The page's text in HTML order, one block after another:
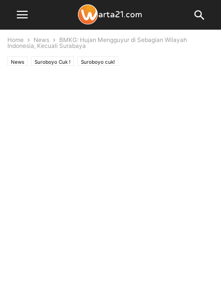
Home News
BMKG: Hujan Mengguyur di Sebagian Wilayah
Indonesia, Kecuali Surabaya
News Suroboyo Cuk ! Suroboyo cuk!